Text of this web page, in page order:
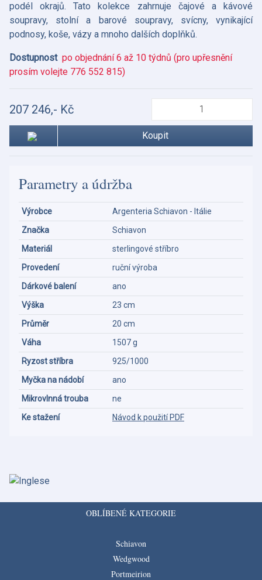
podél okrajů. Tato kolekce zahrnuje čajové a kávové
soupravy, stolní a barové soupravy, svícny, vynikající
podnosy, koše, vázy a mnoho dalších doplňků.
Dostupnost po objednání 6 až 10 týdnů (pro upřesnění
prosím volejte 776 552 815)
207 246,- Kč
Koupit
Parametry a údržba
Výrobce
Argenteria Schiavon - Itálie
Značka
Schiavon
Materiál
sterlingové stříbro
Provedení
ruční výroba
Dárkové balení
ano
Výška
23 cm
Průměr
20 cm
Váha
1507 g
Ryzost stříbra
925/1000
Myčka na nádobí
ano
Mikrovlnná trouba
ne
Ke stažení
Návod k použití PDF
OBLÍBENÉ KATEGORIE
Schiavon
Wedgwood
Portmeirion